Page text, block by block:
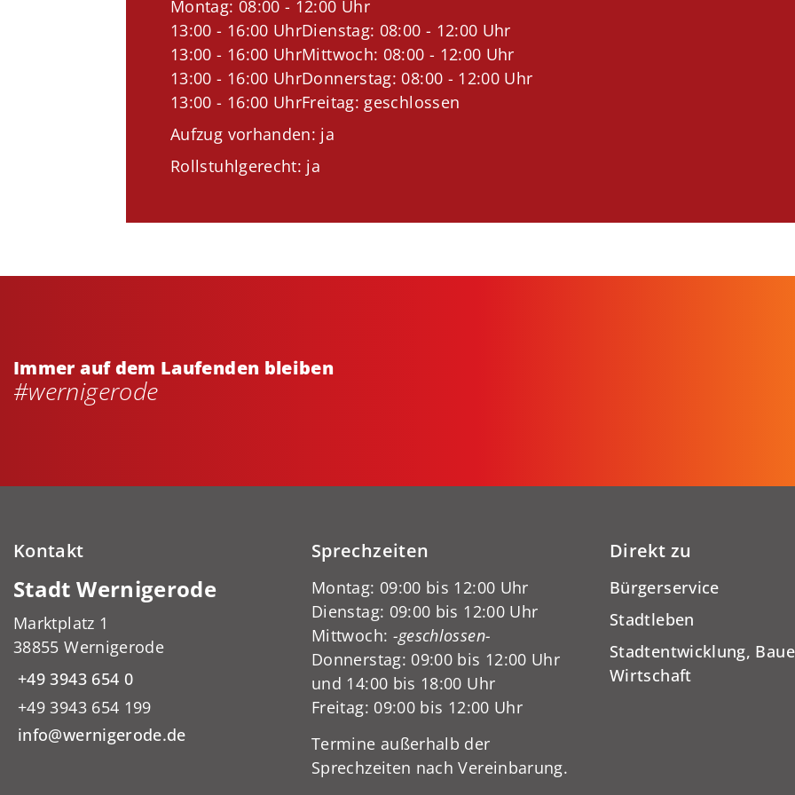
Montag: 08:00 - 12:00 Uhr
13:00 - 16:00 UhrDienstag: 08:00 - 12:00 Uhr
13:00 - 16:00 UhrMittwoch: 08:00 - 12:00 Uhr
13:00 - 16:00 UhrDonnerstag: 08:00 - 12:00 Uhr
13:00 - 16:00 UhrFreitag: geschlossen
Aufzug vorhanden: ja
Rollstuhlgerecht: ja
Immer auf dem Laufenden bleiben
#wernigerode
Kontakt
Stadt Wernigerode
Marktplatz 1
38855 Wernigerode
+49 3943 654 0
+49 3943 654 199
info@wernigerode.de
Sprechzeiten
Montag: 09:00 bis 12:00 Uhr
Dienstag: 09:00 bis 12:00 Uhr
Mittwoch: -geschlossen-
Donnerstag: 09:00 bis 12:00 Uhr
und 14:00 bis 18:00 Uhr
Freitag: 09:00 bis 12:00 Uhr
Termine außerhalb der
Sprechzeiten nach Vereinbarung.
Direkt zu
Bürgerservice
Stadtleben
Stadtentwicklung,
Wirtschaft